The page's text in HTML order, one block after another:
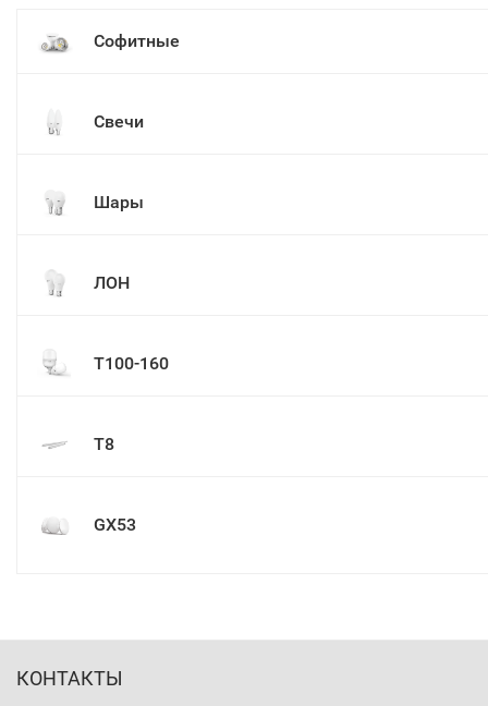
Софитные
Свечи
Шары
ЛОН
Т100-160
Т8
GX53
КОНТАКТЫ